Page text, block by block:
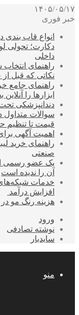
۱۴۰۵/۰۵/۱۷
خبر فوری
انواع قاب بندی
دکارت؛ تحولی
داخلی
راهنمای
نکاتی که قبل از
راهنمای جامع
ابزارها را
دندانپزشکی
سوالات متداول
قیمت تا
اهمیت آگهی
راهنمای خرید
صنعتی
یک عضو رسمی
آن را ندیده است
افزایش درآمد
هزینه رنگ مو
ورود
نوشته تصادفی
سایدبار
منو